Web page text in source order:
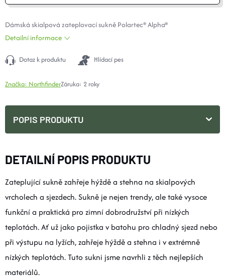
Dámská skialpová zateplovací sukně Polartec® Alpha®
Detailní informace
Dotaz k produktu Hlídací pes
Značka: NorthfinderZáruka: 2 roky
POPIS PRODUKTU
DETAILNÍ POPIS PRODUKTU
Zateplující sukně zahřeje hýždě a stehna na skialpových
vrcholech a sjezdech. Sukně je nejen trendy, ale také vysoce
funkční a praktická pro zimní dobrodružství při nízkých
teplotách. Ať už jako pojistka v batohu pro chladný sjezd nebo
při výstupu na lyžích, zahřeje hýždě a stehna i v extrémně
nízkých teplotách. Tuto sukni jsme navrhli z těch nejlepších
materiálů.